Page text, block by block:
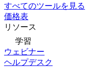
すべてのツールを見る
価格表
リソース
学習
ウェビナー
ヘルプデスク